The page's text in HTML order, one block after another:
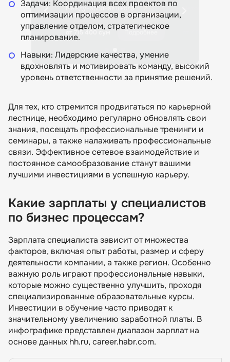
Задачи: Координация всех проектов по
оптимизации процессов в организации,
управление отделом, стратегическое
планирование.
Навыки: Лидерские качества, умение
вдохновлять и мотивировать команду, высокий
уровень ответственности за принятие решений.
Для тех, кто стремится продвигаться по карьерной
лестнице, необходимо регулярно обновлять свои
знания, посещать профессиональные тренинги и
семинары, а также налаживать профессиональные
связи. Эффективное сетевое взаимодействие и
постоянное самообразование станут вашими
лучшими инвестициями в успешную карьеру.
Какие зарплаты у специалистов
по бизнес процессам?
Зарплата специалиста зависит от множества
факторов, включая опыт работы, размер и сферу
деятельности компании, а также регион. Особенно
важную роль играют профессиональные навыки,
которые можно существенно улучшить, проходя
специализированные образовательные курсы.
Инвестиции в обучение часто приводят к
значительному увеличению заработной платы. В
инфографике представлен диапазон зарплат на
основе данных hh.ru, career.habr.com.
5 отзывов
Подробнее
Международная школа
профессий
2
отзыва
от 715 400 сум